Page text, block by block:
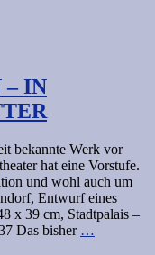
– IN
bekannte Werk vor
hat eine Vorstufe.
und wohl auch um
Entwurf eines
x 39 cm, Stadtpalais –
Das bisher …